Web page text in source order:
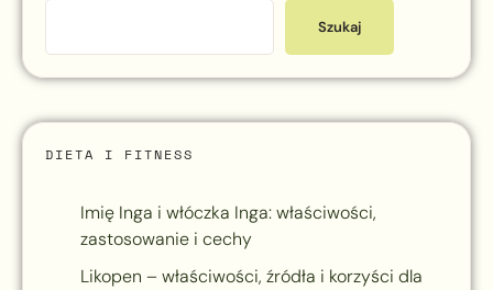
Szukaj
DIETA I FITNESS
Imię Inga i włóczka Inga: właściwości,
zastosowanie i cechy
Likopen – właściwości, źródła i korzyści dla